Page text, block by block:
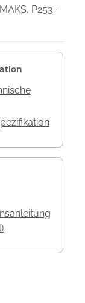
P253-